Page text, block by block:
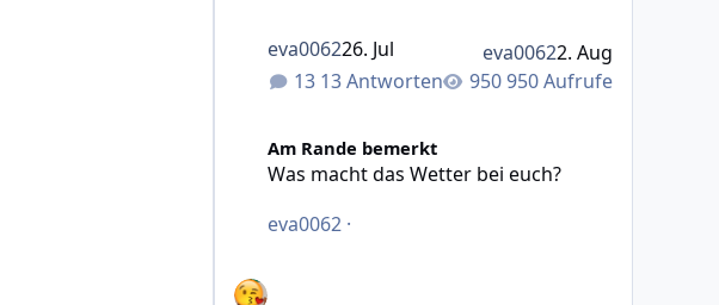
13 Antworten 950 Aufrufe
eva006226. Jul eva00622. Aug
Am Rande bemerkt
Was macht das Wetter bei euch?
eva0062 ·